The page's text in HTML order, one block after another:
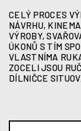
CELÝ PROCES
NÁVRHU,
VÝROBY,
ÚKONŮ S TÍM
VLASTNÍMA
ZOCELI JSOU
DÍLNIČCE